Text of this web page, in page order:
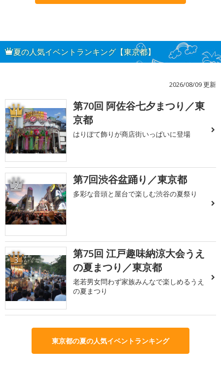
夏の人気イベントランキング【東京都】
2026/08/09 更新
1
第70回 阿佐谷七夕まつり／東
京都
はりぼて飾りが商店街いっぱいに登場
2 第7回渋谷盆踊り／東京都
多彩な音頭と屋台で楽しむ渋谷の夏祭り
3
第75回 江戸趣味納涼大会うえ
の夏まつり／東京都
老若男女問わず家族みんなで楽しめるうえ
の夏まつり
東京都の夏の人気イベントランキング